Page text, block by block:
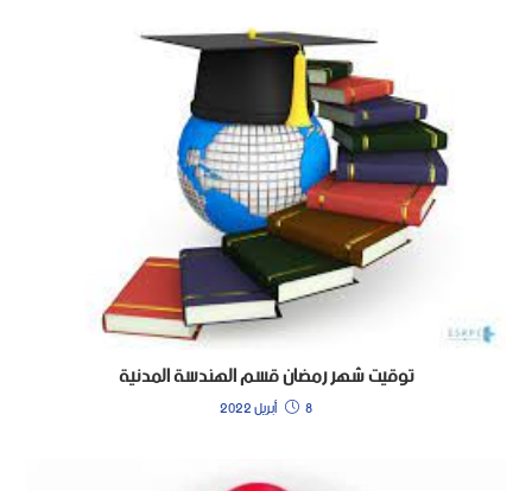
توقيت شهر رمضان قسم الهندسة المدنية
8 أبريل 2022